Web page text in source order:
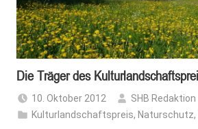
Die Träger des
10. Oktober 2012
SHB Redaktion
Kulturlandschaftspreis, Naturschutz,